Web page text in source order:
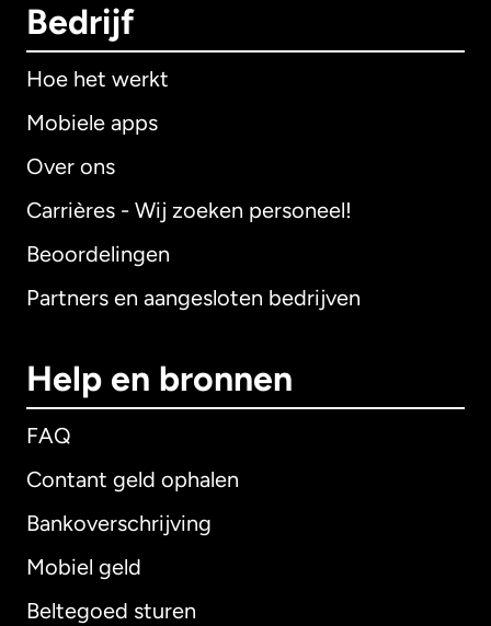
Bedrijf
Hoe het werkt
Mobiele apps
Over ons
Carrières - Wij zoeken personeel!
Beoordelingen
Partners en aangesloten bedrijven
Help en bronnen
FAQ
Contant geld ophalen
Bankoverschrijving
Mobiel geld
Beltegoed sturen